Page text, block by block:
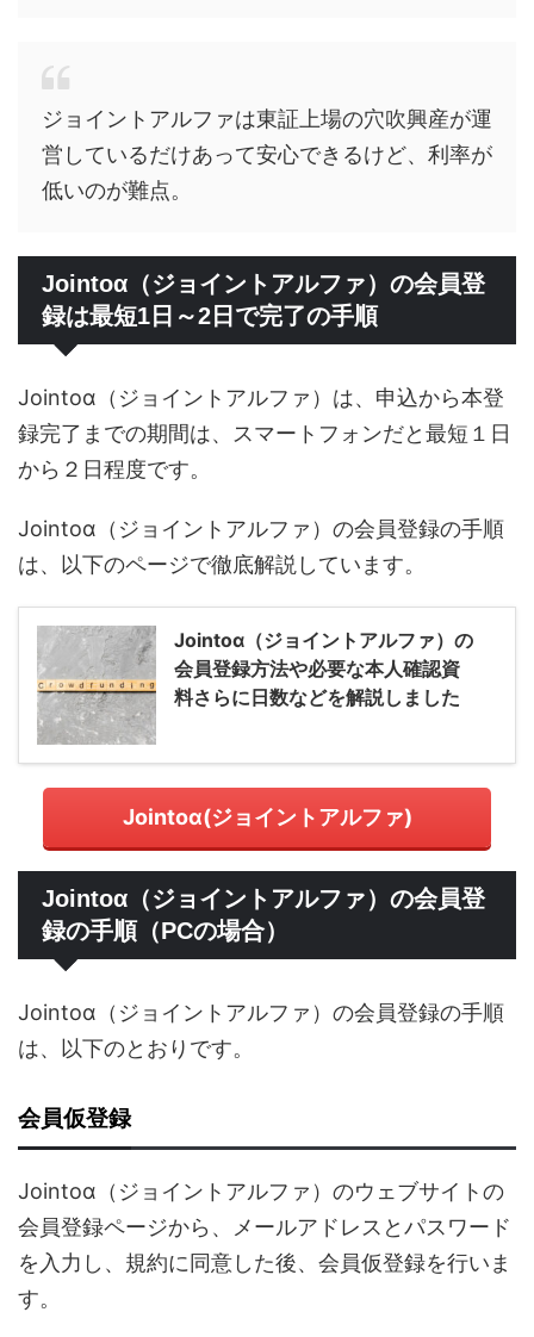
ジョイントアルファは東証上場の穴吹興産が運
営しているだけあって安心できるけど、利率が
低いのが難点。
Jointoα（ジョイントアルファ）の会員登
録は最短1日～2日で完了の手順
Jointoα（ジョイントアルファ）は、申込から本登
録完了までの期間は、スマートフォンだと最短１日
から２日程度です。
Jointoα（ジョイントアルファ）の会員登録の手順
は、以下のページで徹底解説しています。
Jointoα（ジョイントアルファ）の
会員登録方法や必要な本人確認資
料さらに日数などを解説しました
Jointoα(ジョイントアルファ)
Jointoα（ジョイントアルファ）の会員登
録の手順（PCの場合）
Jointoα（ジョイントアルファ）の会員登録の手順
は、以下のとおりです。
会員仮登録
Jointoα（ジョイントアルファ）のウェブサイトの
会員登録ページから、メールアドレスとパスワード
を入力し、規約に同意した後、会員仮登録を行いま
す。